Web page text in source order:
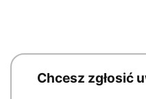
Chcesz zgłosić